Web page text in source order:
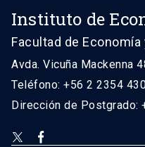
Instituto de
Facultad de
Avda. Vicuña Mackenna
Teléfono: +56 2 2354
Dirección de Postgrado: